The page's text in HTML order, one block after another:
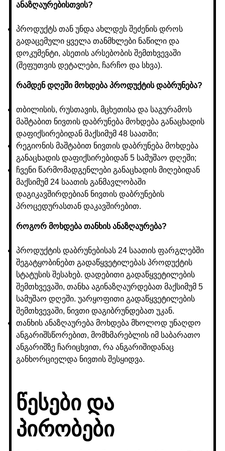
ანაზღაურებისთვის?
პროდუქტს თან უნდა ახლდეს შეძენის დროს
გადაცემული ყველა თანმხლები ნაწილი და
დოკუმენტი, ასეთის არსებობის შემთხვევაში
(შეფუთვის დეტალები, ჩარჩო და სხვა).
რამდენ დღეში მოხდება პროდუქტის დაბრუნება?
თბილისის, რუსთავის, მცხეთისა და საგურამოს
მაშტაბით ნივთის დაბრუნება მოხდება განაცხადის
დაფიქსირებიდან მაქსიმუმ 48 საათში;
რეგიონის მაშტაბით ნივთის დაბრუნება მოხდება
განაცხადის დაფიქსირებიდან 5 სამუშაო დღეში;
ჩვენი წარმომადგენლები განაცხადის მიღებიდან
მაქსიმუმ 24 საათის განმავლობაში
დაგიკავშირდებიან ნივთის დაბრუნების
პროცედურასთან დაკავშირებით.
როგორ მოხდება თანხის ანაზღაურება?
პროდუქტის დაბრუნებისას 24 საათის ფარგლებში
შეგატყობინებთ გადაწყვეტილებას პროდუქტის
სტატუსის შესახებ. დადებითი გადაწყვეტილების
შემთხვევაში, თანხა აგინაზღაურდებათ მაქსიმუმ 5
სამუშაო დღეში. უარყოფითი გადაწყვეტილების
შემთხვევაში, ნივთი დაგიბრუნდებათ უკან.
თანხის ანაზღაურება მოხდება მხოლოდ უნაღდო
ანგარიშსწორებით, მომხმარებლის იმ საბარათო
ანგარიშზე ჩარიცხვით, რა ანგარიშიდანაც
განხორციელდა ნივთის შესყიდვა.
წესები და
პირობები